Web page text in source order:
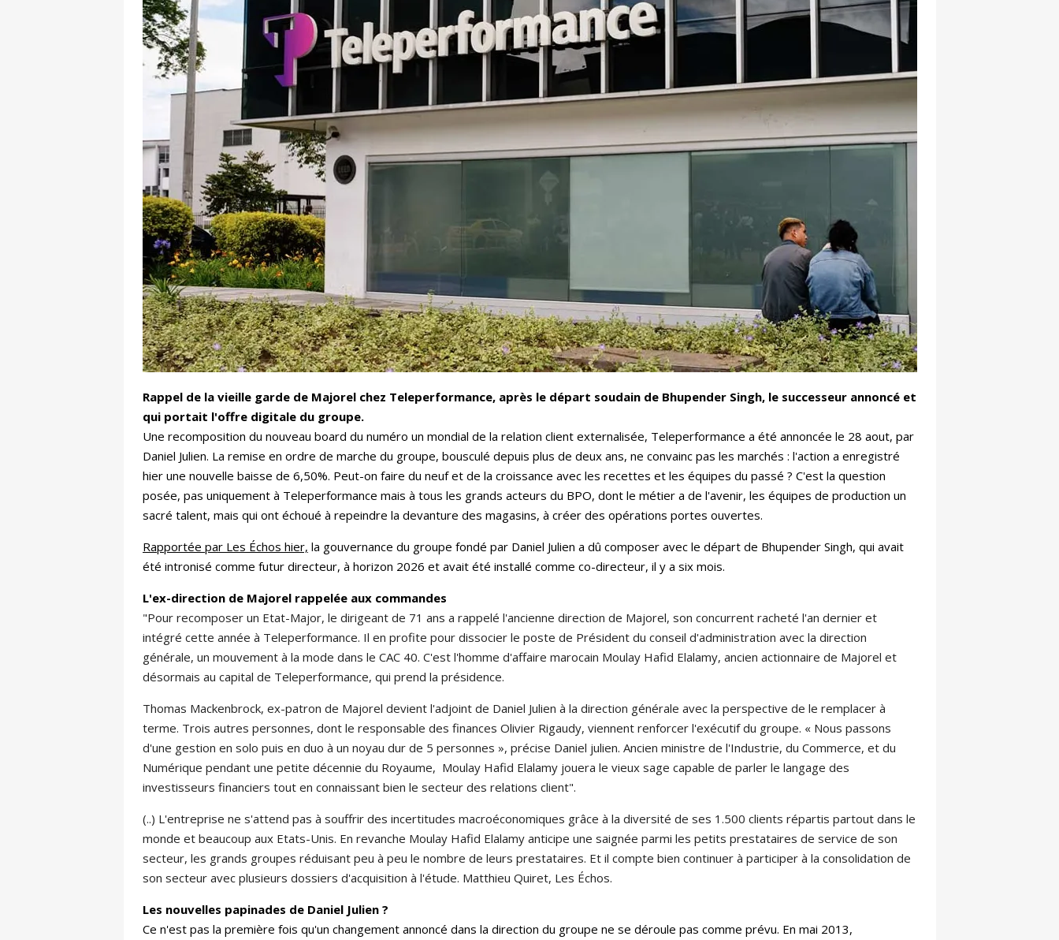
Email Facebook LinkedIn
Rappel de la vieille garde de Majorel chez Teleperformance, après le départ soudain de Bhupender Singh, le successeur annoncé et
qui portait l'offre digitale du groupe.
Une recomposition du nouveau board du numéro un mondial de la relation client externalisée, Teleperformance a été annoncée le 28 aout, par
Daniel Julien. La remise en ordre de marche du groupe, bousculé depuis plus de deux ans, ne convainc pas les marchés : l'action a enregistré
hier une nouvelle baisse de 6,50%. Peut-on faire du neuf et de la croissance avec les recettes et les équipes du passé ? C'est la question
posée, pas uniquement à Teleperformance mais à tous les grands acteurs du BPO, dont le métier a de l'avenir, les équipes de production un
sacré talent, mais qui ont échoué à repeindre la devanture des magasins, à créer des opérations portes ouvertes.
Rapportée par Les Échos hier, la gouvernance du groupe fondé par Daniel Julien a dû composer avec le départ de Bhupender Singh, qui avait
été intronisé comme futur directeur, à horizon 2026 et avait été installé comme co-directeur, il y a six mois.
L'ex-direction de Majorel rappelée aux commandes
"Pour recomposer un Etat-Major, le dirigeant de 71 ans a rappelé l'ancienne direction de Majorel, son concurrent racheté l'an dernier et
intégré cette année à Teleperformance. Il en profite pour dissocier le poste de Président du conseil d'administration avec la direction
générale, un mouvement à la mode dans le CAC 40. C'est l'homme d'affaire marocain Moulay Hafid Elalamy, ancien actionnaire de Majorel et
désormais au capital de Teleperformance, qui prend la présidence.
Thomas Mackenbrock, ex-patron de Majorel devient l'adjoint de Daniel Julien à la direction générale avec la perspective de le remplacer à
terme. Trois autres personnes, dont le responsable des finances Olivier Rigaudy, viennent renforcer l'exécutif du groupe. « Nous passons
d'une gestion en solo puis en duo à un noyau dur de 5 personnes », précise Daniel julien. Ancien ministre de l'Industrie, du Commerce, et du
Numérique pendant une petite décennie du Royaume, Moulay Hafid Elalamy jouera le vieux sage capable de parler le langage des
investisseurs financiers tout en connaissant bien le secteur des relations client".
(..) L'entreprise ne s'attend pas à souffrir des incertitudes macroéconomiques grâce à la diversité de ses 1.500 clients répartis partout dans le
monde et beaucoup aux Etats-Unis. En revanche Moulay Hafid Elalamy anticipe une saignée parmi les petits prestataires de service de son
secteur, les grands groupes réduisant peu à peu le nombre de leurs prestataires. Et il compte bien continuer à participer à la consolidation de
son secteur avec plusieurs dossiers d'acquisition à l'étude. Matthieu Quiret, Les Échos.
Les nouvelles papinades de Daniel Julien ?
Ce n'est pas la première fois qu'un changement annoncé dans la direction du groupe ne se déroule pas comme prévu. En mai 2013,